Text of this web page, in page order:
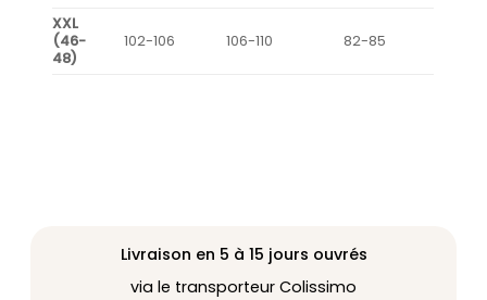
XXL
(46-
48)
102-106 106-110 82-85
Livraison en 5 à 15 jours ouvrés
via le transporteur Colissimo